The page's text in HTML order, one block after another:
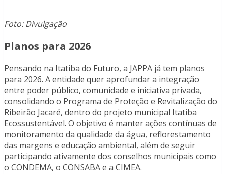
Foto: Divulgação
Planos para 2026
Pensando na Itatiba do Futuro, a JAPPA já tem planos
para 2026. A entidade quer aprofundar a integração
entre poder público, comunidade e iniciativa privada,
consolidando o Programa de Proteção e Revitalização do
Ribeirão Jacaré, dentro do projeto municipal Itatiba
Ecossustentável. O objetivo é manter ações contínuas de
monitoramento da qualidade da água, reflorestamento
das margens e educação ambiental, além de seguir
participando ativamente dos conselhos municipais como
o CONDEMA, o CONSABA e a CIMEA.